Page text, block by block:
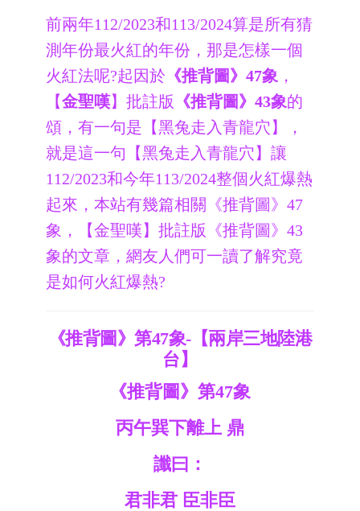
前兩年112/2023和113/2024算是所有猜
測年份最火紅的年份，那是怎樣一個
火紅法呢?起因於 《推背圖》47象 ，
【金聖嘆】批註版 《推背圖》43象的
頌，有一句是【黑兔走入青龍穴】，
就是這一句【黑兔走入青龍穴】讓
112/2023和今年113/2024整個火紅爆熱
起來，本站有幾篇相關《推背圖》47
象，【金聖嘆】批註版《推背圖》43
象的文章，網友人們可一讀了解究竟
是如何火紅爆熱?
《推背圖》第47象-【兩岸三地陸港
台】
《推背圖》第47象
丙午巽下離上 鼎
讖曰：
君非君 臣非臣